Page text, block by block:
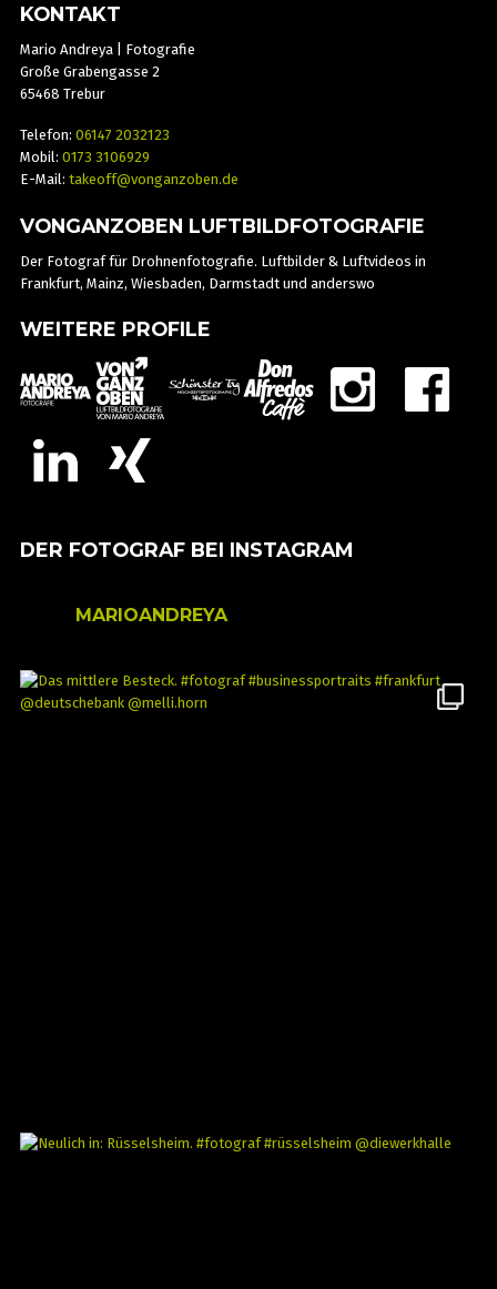
KONTAKT
Mario Andreya | Fotografie
Große Grabengasse 2
65468 Trebur
Telefon: 06147 2032123
Mobil: 0173 3106929
E-Mail: takeoff@vonganzoben.de
VONGANZOBEN LUFTBILDFOTOGRAFIE
Der Fotograf für Drohnenfotografie. Luftbilder & Luftvideos in
Frankfurt, Mainz, Wiesbaden, Darmstadt und anderswo
WEITERE PROFILE
DER FOTOGRAF BEI INSTAGRAM
MARIOANDREYA